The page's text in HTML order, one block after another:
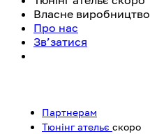
Власне виробництво
Про нас
Зв’затися
Партнерам
Тюнінг ательє скоро